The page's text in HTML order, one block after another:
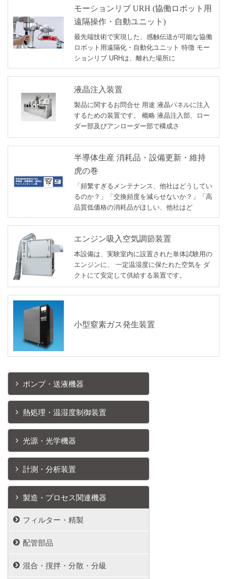
モーションリブ URH (協働ロボット用
遠隔操作・自動ユニット)
最先端技術で実現した、感触伝送が可能な協働
ロボット用遠隔化・自動化ユニット 特徴 モー
ションリブ URHは、離れた場所に
液晶注入装置
製品に関するお問合せ 用途 液晶パネルに注入
するための装置です。 概略 液晶注入部、ロー
ダー部及びアンローダー部で構成さ
半導体生産 消耗品・設備更新・維持
虎の巻
「頻繁すぎるメンテナンス、他社はどうしてい
るのか？」「交換頻度を減らせないか？」「高
品質低価格の消耗品がほしい、他社はど
エンジン吸入空気調節装置
本設備は、実験室内に設置された単体試験用の
エンジンに、 一定温湿度に保たれた空気を ダ
クトにて安定して供給する装置です。
小型窒素ガス発生装置
ポンプ・送液機器
熱処理・温湿度制御装置
光源・光学機器
計測・分析装置
製造・プロセス関連機器
フィルター・精製
配管部品
混合・撹拌・分散・分級